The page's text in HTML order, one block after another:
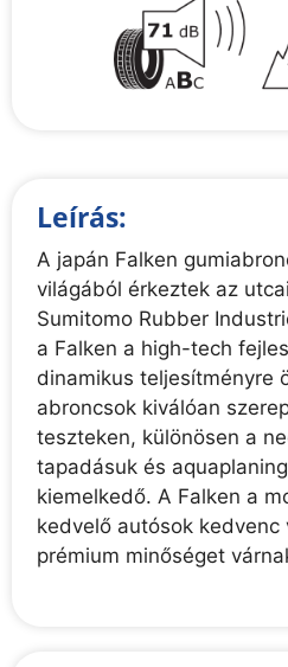
Leírás:
A japán Falken
világából érkeztek az
Sumitomo Rubber
a Falken a high-tech
dinamikus teljesítményre
abroncsok kiválóan
teszteken, különösen a
tapadásuk és
kiemelkedő. A Falken a
kedvelő autósok kedvenc
prémium minőséget